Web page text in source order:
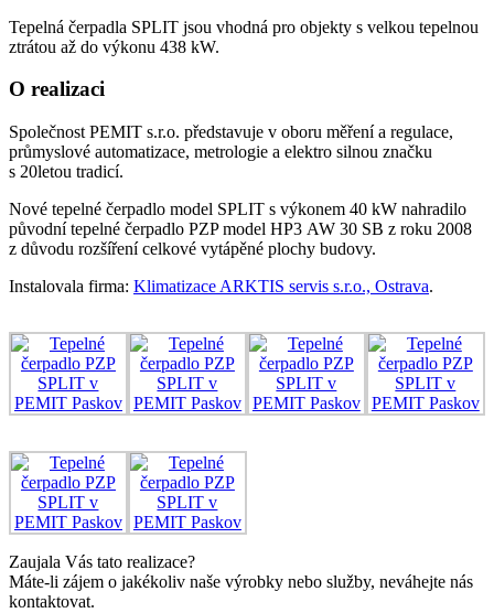
Tepelná čerpadla SPLIT jsou vhodná pro objekty s velkou tepelnou
ztrátou až do výkonu 438 kW.
O realizaci
Společnost PEMIT s.r.o. představuje v oboru měření a regulace,
průmyslové automatizace, metrologie a elektro silnou značku
s 20letou tradicí.
Nové tepelné čerpadlo model SPLIT s výkonem 40 kW nahradilo
původní tepelné čerpadlo PZP model HP3 AW 30 SB z roku 2008
z důvodu rozšíření celkové vytápěné plochy budovy.
Instalovala firma: Klimatizace ARKTIS servis s.r.o., Ostrava.
Zaujala Vás tato realizace?
Máte-li zájem o jakékoliv naše výrobky nebo služby, neváhejte nás
kontaktovat.